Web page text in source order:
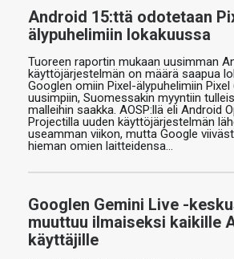
Android 15:ttä odotetaan
älypuhelimiin lokakuussa
Tuoreen raportin mukaan uusimman
käyttöjärjestelmän on määrä saapua
Googlen omiin Pixel-älypuhelimiin
uusimpiin, Suomessakin myyntiin
malleihin saakka. AOSP:llä eli Android
Projectilla uuden käyttöjärjestelmän
useamman viikon, mutta Google
hieman omien laitteidensa…
Googlen Gemini Live -
muuttuu ilmaiseksi kaikille
käyttäjille